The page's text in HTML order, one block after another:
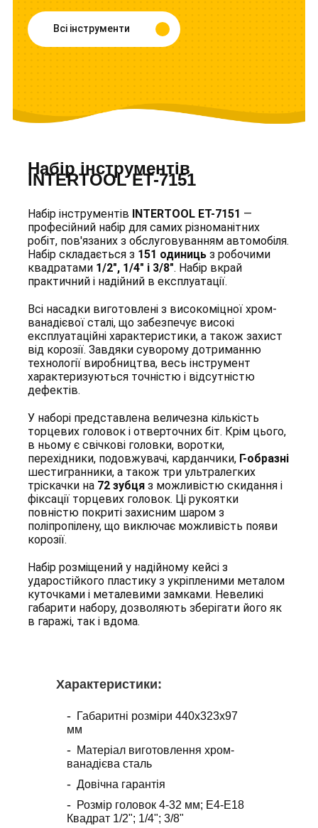
Всі інструменти
Набір інструментів
INTERTOOL ET-7151
Набір інструментів INTERTOOL ET-7151 —
професійний набір для самих різноманітних
робіт, пов'язаних з обслуговуванням автомобіля.
Набір складається з 151 одиницьз робочими
квадратами 1/2", 1/4" і 3/8". Набір вкрай
практичний і надійний в експлуатації.
Всі насадки виготовлені з високоміцної хром-
ванадієвої сталі, що забезпечує високі
експлуатаційні характеристики, а також захист
від корозії. Завдяки суворому дотриманню
технології виробництва, весь інструмент
характеризуються точністю і відсутністю
дефектів.
У наборі представлена величезна кількість
торцевих головок і отверточних біт. Крім цього,
в ньому є свічкові головки, воротки,
перехідники, подовжувачі, карданчики, Г-образні
шестигранники, а також три ультралегких
тріскачки на 72 зубцяз можливістю скидання і
фіксації торцевих головок. Ці рукоятки
повністю покриті захисним шаром з
поліпропілену, що виключає можливість появи
корозії.
Набір розміщений у надійному кейсі з
ударостійкого пластику з укріпленими металом
куточками і металевими замками. Невеликі
габарити набору, дозволяють зберігати його як
в гаражі, так і вдома.
Характеристики:
Габаритні розміри 440х323х97
мм
Матеріал виготовлення хром-
ванадієва сталь
Довічна гарантія
Розмір головок 4-32 мм; Е4-Е18
Квадрат 1/2"; 1/4"; 3/8"